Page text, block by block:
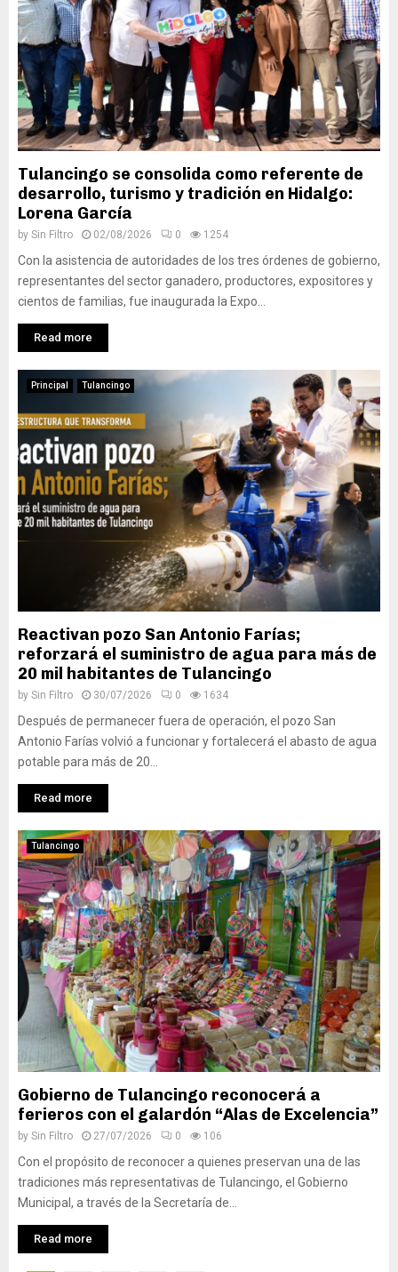
Tulancingo se consolida como referente de
desarrollo, turismo y tradición en Hidalgo:
Lorena García
by Sin Filtro 02/08/2026 0 1254
Con la asistencia de autoridades de los tres órdenes de gobierno,
representantes del sector ganadero, productores, expositores y
cientos de familias, fue inaugurada la Expo...
Read more
Principal Tulancingo
Reactivan pozo San Antonio Farías;
reforzará el suministro de agua para más de
20 mil habitantes de Tulancingo
by Sin Filtro 30/07/2026 0 1634
Después de permanecer fuera de operación, el pozo San
Antonio Farías volvió a funcionar y fortalecerá el abasto de agua
potable para más de 20...
Read more
Tulancingo
Gobierno de Tulancingo reconocerá a
ferieros con el galardón “Alas de Excelencia”
by Sin Filtro 27/07/2026 0 106
Con el propósito de reconocer a quienes preservan una de las
tradiciones más representativas de Tulancingo, el Gobierno
Municipal, a través de la Secretaría de...
Read more